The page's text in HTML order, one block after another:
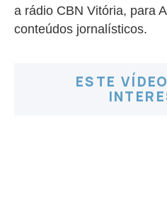
a rádio CBN Vitória, para
conteúdos jornalísticos.
ESTE